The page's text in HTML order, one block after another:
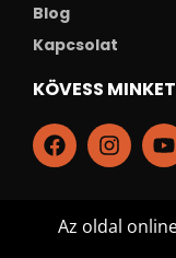
Blog
Kapcsolat
KÖVESS
Az oldal